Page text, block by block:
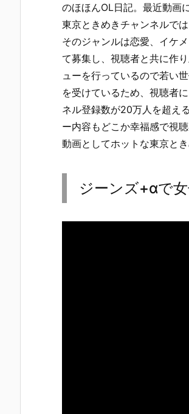
のほほんOL日記。最近動画
東京ときめきチャンネルで
そのジャンルは恋愛、イケ
て募集し、視聴者と共に作
ューを行っているので若い
を受けているため、視聴者
ネル登録数が20万人を超え
ー内容もどこか幸福感で視
動画としてホットな東京と
ジーンズ+αで